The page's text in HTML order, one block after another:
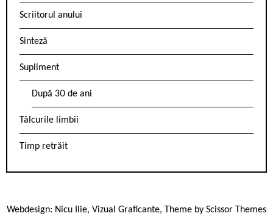
Scriitorul anului
Sinteză
Supliment
După 30 de ani
Tâlcurile limbii
Timp retrăit
Webdesign: Nicu Ilie, Vizual Graficante, Theme by Scissor Themes